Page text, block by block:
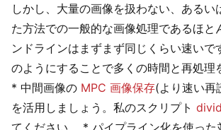
しかし、大量の画像を扱わない、あるい
た方法での一般的な画像処理であるほと
ンドラインはまずまず同じくらい速いで
のようにすることで多くの時間と再処理
* 中間画像の MPC 画像保存(より速い再
を活用しましょう。私のスクリプト
てください。 * パイプライン化を使った